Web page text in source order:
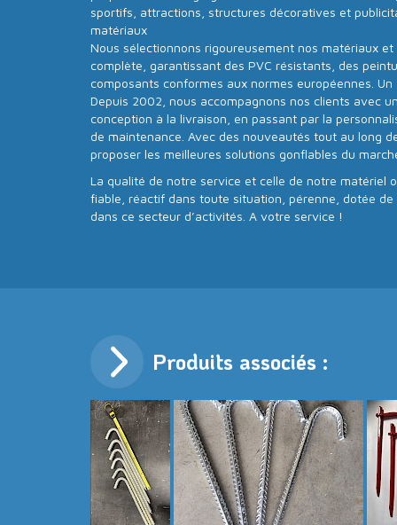
sportifs, attractions, structures décoratives et
matériaux
Nous sélectionnons rigoureusement nos matériaux
complète, garantissant des PVC résistants, des
composants conformes aux normes européennes.
Depuis 2002, nous accompagnons nos clients avec
conception à la livraison, en passant par la
de maintenance. Avec des nouveautés tout au long
proposer les meilleures solutions gonflables du
La qualité de notre service et celle de notre matériel
fiable, réactif dans toute situation, pérenne, dotée de
dans ce secteur d’activités. A votre service !
Produits associés :